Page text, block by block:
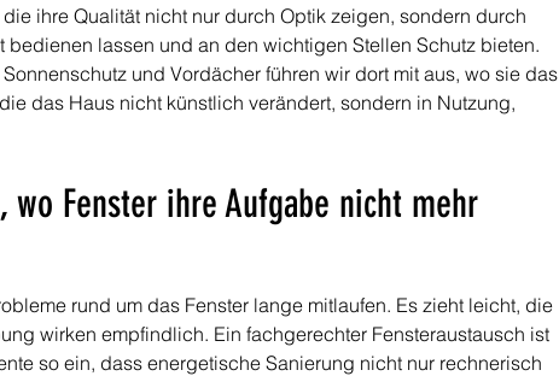
ihre Qualität nicht nur durch Optik zeigen, sondern durch
lassen und an den wichtigen Stellen Schutz bieten.
und Vordächer führen wir dort mit aus, wo sie das
das Haus nicht künstlich verändert, sondern in Nutzung,
Fenster ihre Aufgabe nicht mehr
rund um das Fenster lange mitlaufen. Es zieht leicht, die
wirken empfindlich. Ein fachgerechter Fensteraustausch ist
so ein, dass energetische Sanierung nicht nur rechnerisch